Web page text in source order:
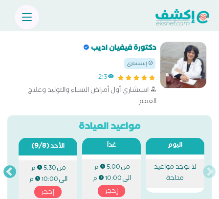
دكتورة فيفيان اديب
إستشاري
213
استشاري أول أمراض النساء والتوليد وعلاج
العقم
مواعيد العيادة
اليوم
لا توجد مواعيد
متاحة
غداً
من5:00 م
الى10:00 م
إحجز
الأحد(9/8)
من5:30 م
الى10:00 م
إحجز